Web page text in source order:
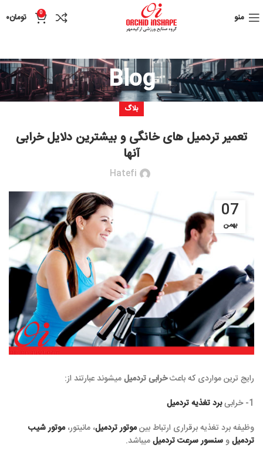
منو 0 تومان۰
Blog
بلاگ
تعمیر تردمیل های خانگی و بیشترین دلایل خرابی
آنها
Hatefi
07
بهمن
رایج ترین مواردی که باعثخرابی تردمیلمیشوند عبارتند از:
1- خرابی
برد تغذیه تردمیل
وظیفه برد تغذیه برقراری ارتباط بینموتور تردمیل، مانیتور،موتور شیب
تردمیلوسنسور سرعت تردمیلمیباشد.